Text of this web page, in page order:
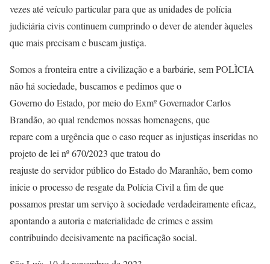
vezes até veículo particular para que as unidades de polícia
judiciária civis continuem cumprindo o dever de atender àqueles
que mais precisam e buscam justiça.
Somos a fronteira entre a civilização e a barbárie, sem POLÌCIA
não há sociedade, buscamos e pedimos que o
Governo do Estado, por meio do Exmº Governador Carlos
Brandão, ao qual rendemos nossas homenagens, que
repare com a urgência que o caso requer as injustiças inseridas no
projeto de lei nº 670/2023 que tratou do
reajuste do servidor público do Estado do Maranhão, bem como
inicie o processo de resgate da Polícia Civil a fim de que
possamos prestar um serviço à sociedade verdadeiramente eficaz,
apontando a autoria e materialidade de crimes e assim
contribuindo decisivamente na pacificação social.